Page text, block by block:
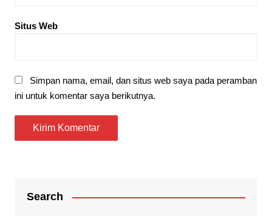
Situs Web
Simpan nama, email, dan situs web saya pada peramban
ini untuk komentar saya berikutnya.
Search